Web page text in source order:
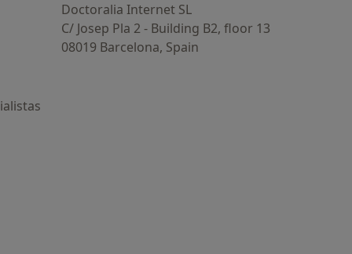
Doctoralia Internet SL
C/ Josep Pla 2 - Building B2, floor 13
08019 Barcelona, Spain